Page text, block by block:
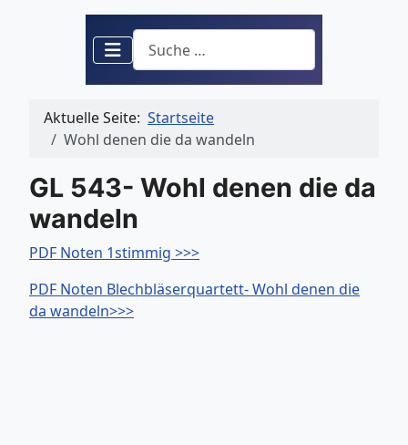
Suchen
Aktuelle Seite: Startseite
Wohl denen die da wandeln
GL 543- Wohl denen die da
wandeln
PDF Noten 1stimmig >>>
PDF Noten Blechbläserquartett- Wohl denen die
da wandeln>>>